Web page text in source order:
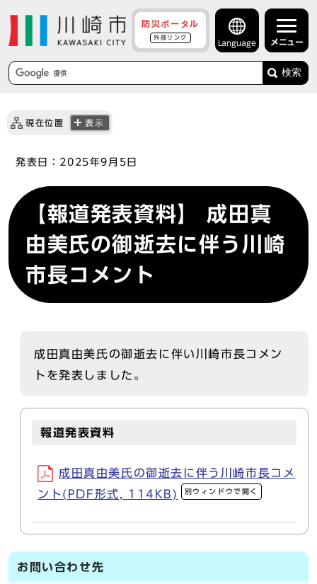
防災ポータル
外部リンク
Language メニュー
検索
現在位置 表示
発表日： 2025年9月5日
【報道発表資料】 成田真
由美氏の御逝去に伴う川崎
市長コメント
成田真由美氏の御逝去に伴い川崎市長コメン
トを発表しました。
報道発表資料
成田真由美氏の御逝去に伴う川崎市長コメ
ント(PDF形式, 114KB)
別ウィンドウで開く
お問い合わせ先